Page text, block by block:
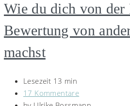
Wie du dich von der
Bewertung von
machst
Lesezeit 13 min
17 Kommentare